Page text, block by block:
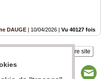
DAUGE | 10/04/2026 | Vu 40127 fois
Insérez sur votre site